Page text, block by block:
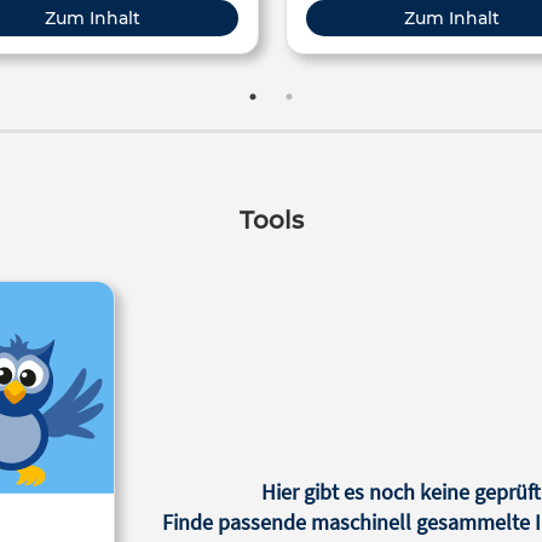
einem Lautsprecher oder
einem Laser! Erzeuge
Interferenzmuster…
Zum Inhalt
Anwendungen des Doppler-
recherchiert. Die Berechnung
abschließend auf
Zum Inhalt
Tools
Hier gibt es noch keine
Finde passende maschinell gesammelte